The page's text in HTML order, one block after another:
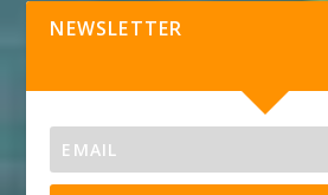
NEWSLETTER